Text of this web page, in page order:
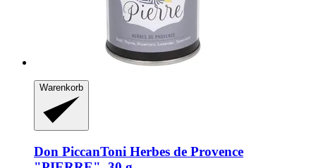
Warenkorb
Don PiccanToni Herbes de Provence